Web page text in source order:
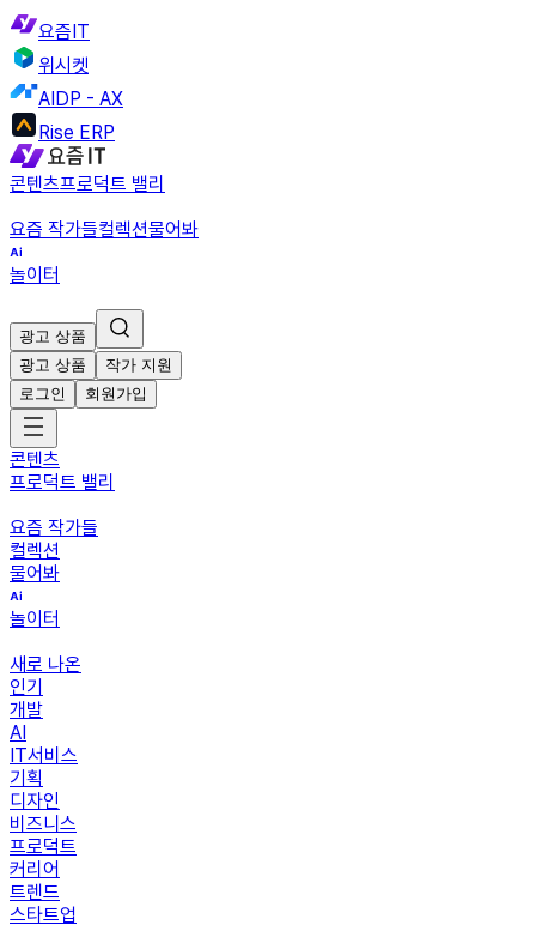
요즘IT
위시켓
AIDP - AX
Rise ERP
콘텐츠프로덕트 밸리
요즘 작가들컬렉션물어봐
놀이터
광고 상품
광고 상품
작가 지원
로그인
회원가입
콘텐츠
프로덕트 밸리
요즘 작가들
컬렉션
물어봐
놀이터
새로 나온
인기
개발
AI
IT서비스
기획
디자인
비즈니스
프로덕트
커리어
트렌드
스타트업